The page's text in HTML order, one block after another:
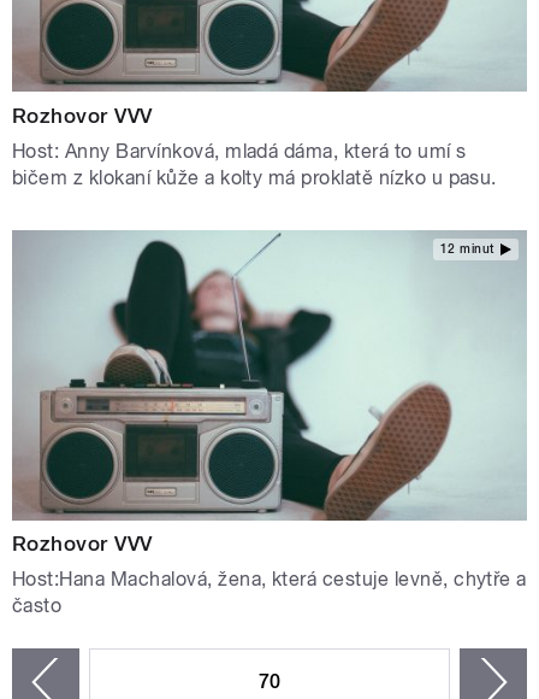
Rozhovor VVV
Host: Anny Barvínková, mladá dáma, která to umí s
bičem z klokaní kůže a kolty má proklatě nízko u pasu.
12 minut
Rozhovor VVV
Host:Hana Machalová, žena, která cestuje levně, chytře a
často
70